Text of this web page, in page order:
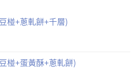
椪+蔥軋餅+千層)
椪+蛋黃酥+蔥軋餅)